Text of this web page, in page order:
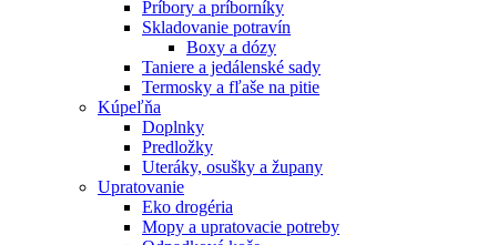
Príbory a príborníky
Skladovanie potravín
Boxy a dózy
Taniere a jedálenské sady
Termosky a fľaše na pitie
Kúpeľňa
Doplnky
Predložky
Uteráky, osušky a župany
Upratovanie
Eko drogéria
Mopy a upratovacie potreby